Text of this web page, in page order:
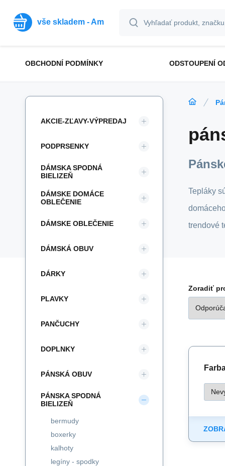
vše skladem - Am
OBCHODNÍ PODMÍNKY ODSTOUPENÍ
Tepláky
trendové
Zoradiť
AKCIE-ZĽAVY-VÝPREDAJ
PODPRSENKY
DÁMSKA SPODNÁ
BIELIZEŇ
DÁMSKE DOMÁCE
OBLEČENIE
DÁMSKE OBLEČENIE
DÁMSKÁ OBUV
DÁRKY
PLAVKY
PANČUCHY
DOPLNKY
PÁNSKÁ OBUV
PÁNSKA SPODNÁ
BIELIZEŇ
bermudy
boxerky
kalhoty
legíny - spodky